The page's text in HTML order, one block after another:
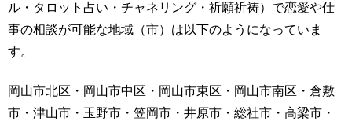
ル・タロット占い・チャネリング・祈願祈祷）で恋愛や仕
事の相談が可能な地域（市）は以下のようになっていま
す。
岡山市北区・岡山市中区・岡山市東区・岡山市南区・倉敷
市・津山市・玉野市・笠岡市・井原市・総社市・高梁市・